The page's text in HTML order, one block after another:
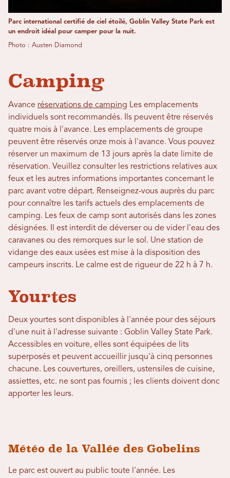
Parc international certifié de ciel étoilé, Goblin Valley State Park est
un endroit idéal pour camper pour la nuit.
Photo : Austen Diamond
Camping
Avance réservations de camping Les emplacements
individuels sont recommandés. Ils peuvent être réservés
quatre mois à l'avance. Les emplacements de groupe
peuvent être réservés onze mois à l'avance. Vous pouvez
réserver un maximum de 13 jours après la date limite de
réservation. Veuillez consulter les restrictions relatives aux
feux et les autres informations importantes concernant le
parc avant votre départ. Renseignez-vous auprès du parc
pour connaître les tarifs actuels des emplacements de
camping. Les feux de camp sont autorisés dans les zones
désignées. Il est interdit de déverser ou de vider l'eau des
caravanes ou des remorques sur le sol. Une station de
vidange des eaux usées est mise à la disposition des
campeurs inscrits. Le calme est de rigueur de 22 h à 7 h.
Yourtes
Deux yourtes sont disponibles à l'année pour des séjours
d'une nuit à l'adresse suivante : Goblin Valley State Park.
Accessibles en voiture, elles sont équipées de lits
superposés et peuvent accueillir jusqu'à cinq personnes
chacune. Les couvertures, oreillers, ustensiles de cuisine,
assiettes, etc. ne sont pas fournis ; les clients doivent donc
apporter les leurs.
Météo de la Vallée des Gobelins
Le parc est ouvert au public toute l'année. Les